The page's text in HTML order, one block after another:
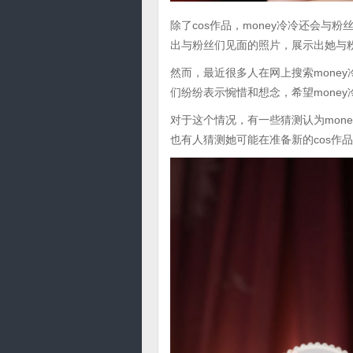
除了cos作品，money冷冷还会与粉
出与粉丝们见面的照片，展示出她
然而，最近很多人在网上搜索
们纷纷表示惋惜和想念，希望
对于这个情况，有一些猜测认为
也有人猜测她可能在准备新的cos作